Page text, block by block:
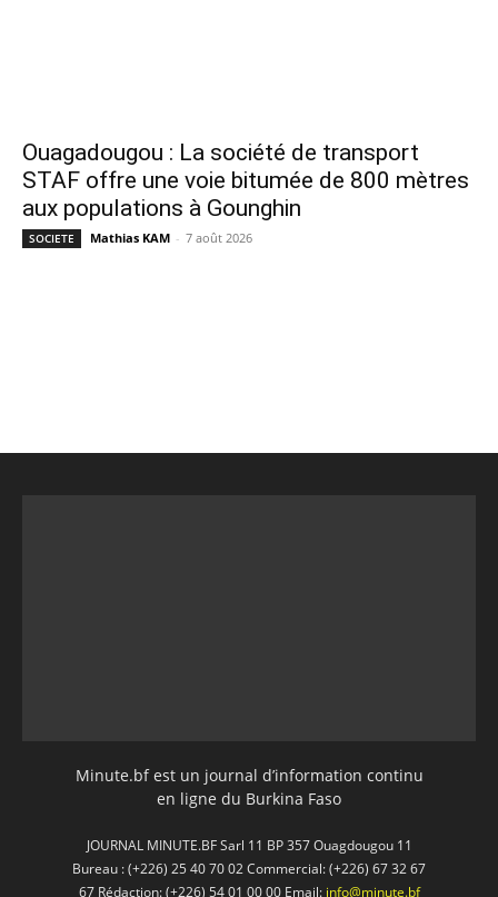
Ouagadougou : La société de transport
STAF offre une voie bitumée de 800 mètres
aux populations à Gounghin
SOCIETE Mathias KAM - 7 août 2026
Minute.bf est un journal d’information continu
en ligne du Burkina Faso
JOURNAL MINUTE.BF Sarl 11 BP 357 Ouagdougou 11
Bureau : (+226) 25 40 70 02 Commercial: (+226) 67 32 67
67 Rédaction: (+226) 54 01 00 00 Email: info@minute.bf